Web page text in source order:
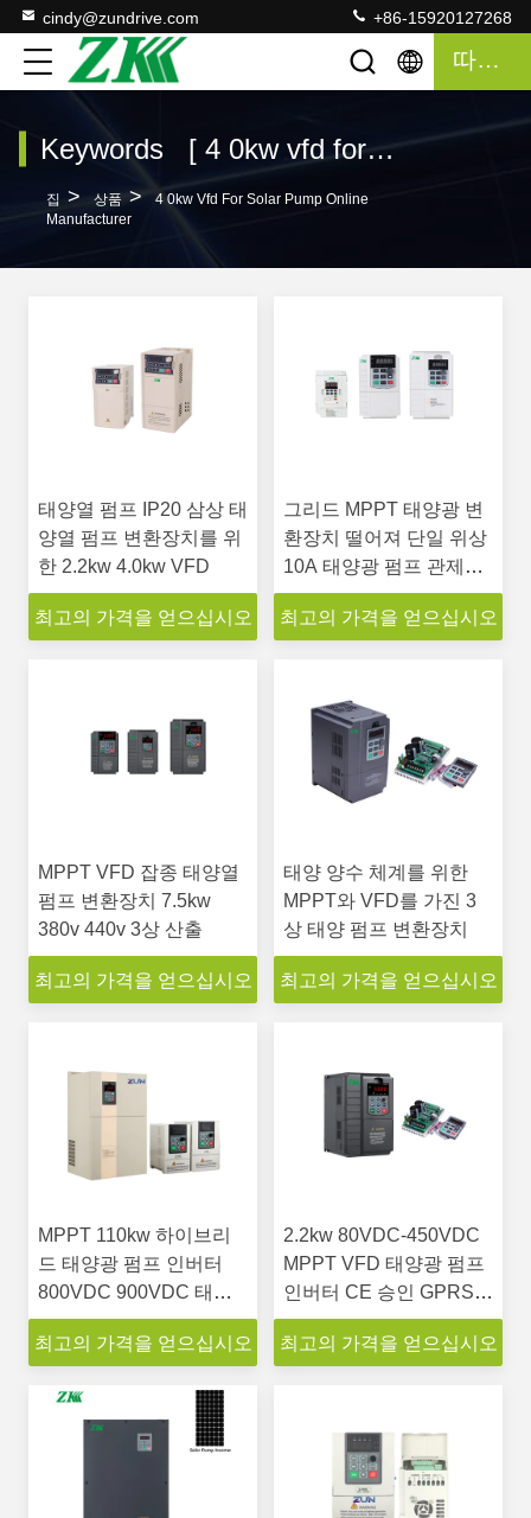
cindy@zundrive.com +86-15920127268
따옴표
Keywords [ 4 0kw vfd for solar pump ] Match 70 상품
집 > 상품 >
4 0kw Vfd For Solar Pump Online
Manufacturer
태양열 펌프 IP20 삼상 태
양열 펌프 변환장치를 위
한 2.2kw 4.0kw VFD
최고의 가격을 얻으십시오
그리드 MPPT 태양광 변
환장치 떨어져 단일 위상
10A 태양광 펌프 관제사
VFD
최고의 가격을 얻으십시오
MPPT VFD 잡종 태양열
펌프 변환장치 7.5kw
380v 440v 3상 산출
최고의 가격을 얻으십시오
태양 양수 체계를 위한
MPPT와 VFD를 가진 3
상 태양 펌프 변환장치
최고의 가격을 얻으십시오
MPPT 110kw 하이브리
드 태양광 펌프 인버터
800VDC 900VDC 태양
광 VFD 펌프 드라이브
최고의 가격을 얻으십시오
2.2kw 80VDC-450VDC
MPPT VFD 태양광 펌프
인버터 CE 승인 GPRS
원격 제어
최고의 가격을 얻으십시오